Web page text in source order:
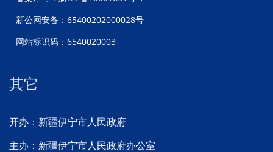
新公网安备：65400202000028号
网站标识码：6540020003
其它
开办：新疆伊宁市人民政府
主办：新疆伊宁市人民政府办公室